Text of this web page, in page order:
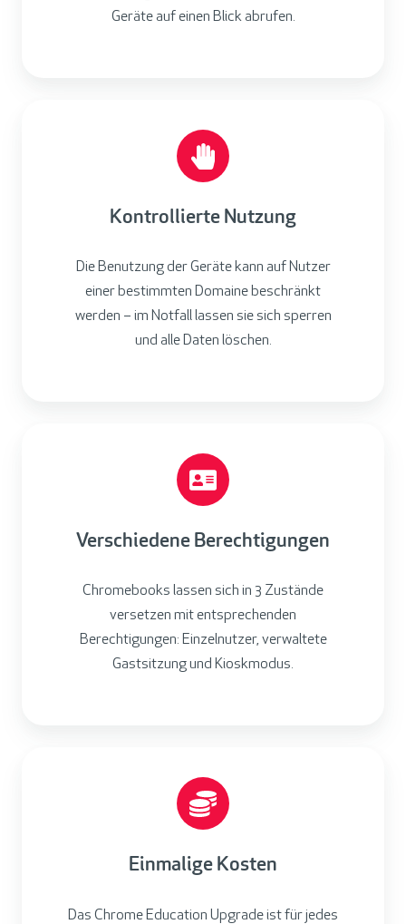
Geräte auf einen Blick abrufen.
Kontrollierte Nutzung
Die Benutzung der Geräte kann auf Nutzer
einer bestimmten Domaine beschränkt
werden – im Notfall lassen sie sich sperren
und alle Daten löschen.
Verschiedene Berechtigungen
Chromebooks lassen sich in 3 Zustände
versetzen mit entsprechenden
Berechtigungen: Einzelnutzer, verwaltete
Gastsitzung und Kioskmodus.
Einmalige Kosten
Das Chrome Education Upgrade ist für jedes